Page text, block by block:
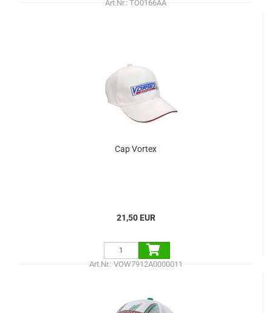
Art.Nr.: TO0166AA
Cap Vortex
21,50 EUR
Art.Nr.: VOW7912A0000011